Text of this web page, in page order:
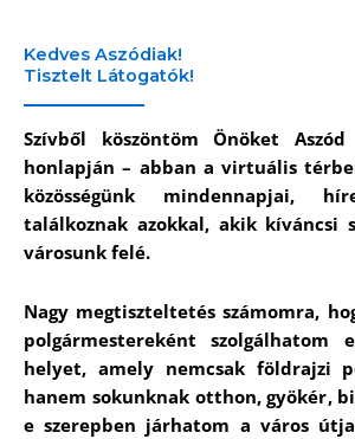
Kedves Aszódiak!
Tisztelt Látogatók!
Szívből köszöntöm Önöket
honlapján – abban a virtuális
közösségünk mindennapjai,
találkoznak azokkal, akik kíváncsi
városunk felé.
Nagy megtiszteltetés számomra,
polgármestereként szolgálhatom
helyet, amely nemcsak földrajzi
hanem sokunknak otthon, gyökér,
e szerepben járhatom a város